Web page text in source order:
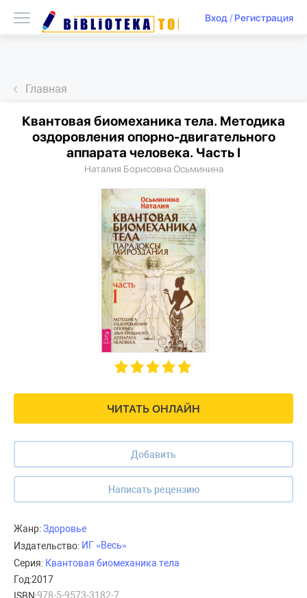
Вход/ Регистрация
Главная
ЧИТАТЬ ОНЛАЙН
Добавить
Написать рецензию
Квантовая биомеханика тела. Методика
оздоровления опорно-двигательного
аппарата человека. Часть I
Наталия Борисовна Осьминина
Жанр:Здоровье
Издательство: ИГ «Весь»
Серия: Квантовая биомеханика тела
Год:2017
978-5-9573-3182-7